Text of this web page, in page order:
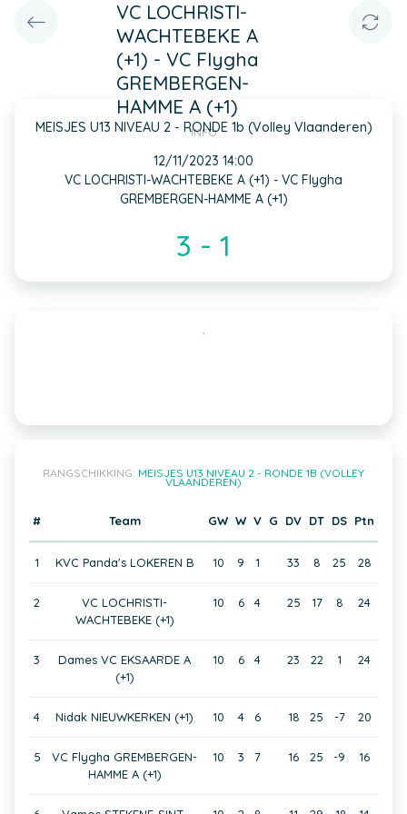
VC LOCHRISTI-
WACHTEBEKE A
(+1) - VC Flygha
GREMBERGEN-
HAMME A (+1)
MEISJES U13 NIVEAU 2 - RONDE 1b (Volley Vlaanderen)
INFO
12/11/2023 14:00
VC LOCHRISTI-WACHTEBEKE A (+1) - VC Flygha
GREMBERGEN-HAMME A (+1)
3 - 1
,
RANGSCHIKKING: MEISJES U13 NIVEAU 2 - RONDE 1B (VOLLEY
VLAANDEREN)
# Team GW W V G DV DT DS Ptn
1 KVC Panda's LOKEREN B 10 9 1 33 8 25 28
2
VC LOCHRISTI-
WACHTEBEKE (+1)
10 6 4 25 17 8 24
3
Dames VC EKSAARDE A
(+1)
10 6 4 23 22 1 24
4 Nidak NIEUWKERKEN (+1) 10 4 6 18 25 -7 20
5
VC Flygha GREMBERGEN-
HAMME A (+1)
10 3 7 16 25 -9 16